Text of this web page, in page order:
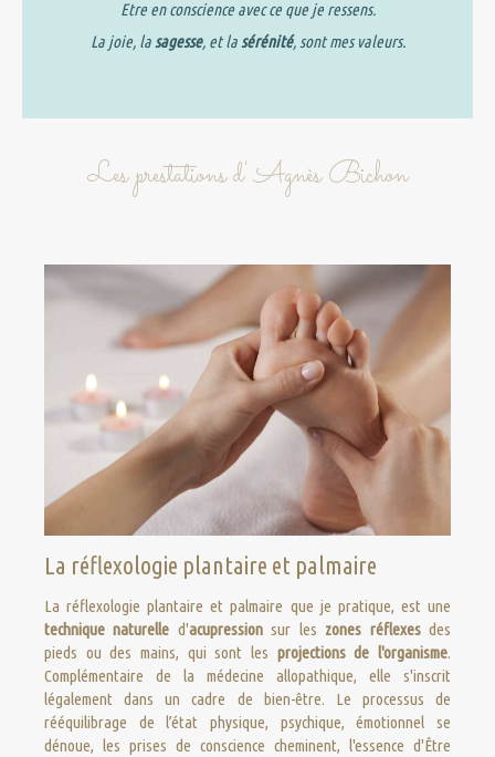
Etre en conscience avec ce que je ressens.
La joie, la sagesse, et la sérénité, sont mes valeurs.
Les prestations d' Agnès Bichon
La réflexologie plantaire et palmaire
La réflexologie plantaire et palmaire que je pratique, est une
technique naturelle d'acupressionsur les zones réflexesdes
pieds ou des mains, qui sont les projections de l'organisme.
Complémentaire de la médecine allopathique, elle s'inscrit
légalement dans un cadre de bien-être. Le processus de
rééquilibrage de l’état physique, psychique, émotionnel se
dénoue, les prises de conscience cheminent, l'essence d'Être